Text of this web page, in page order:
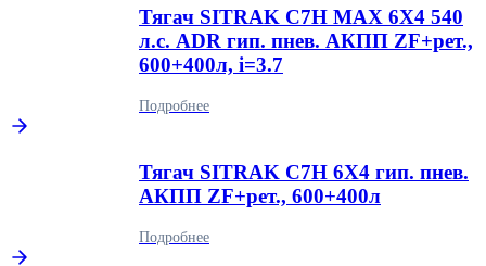
Тягач SITRAK C7H MAX 6Х4 540
л.с. ADR гип. пнев. АКПП ZF+рет.,
600+400л, i=3.7
Подробнее
Тягач SITRAK C7H 6Х4 гип. пнев.
АКПП ZF+рет., 600+400л
Подробнее